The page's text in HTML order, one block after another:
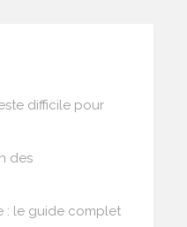
difficile pour
des
: le guide complet